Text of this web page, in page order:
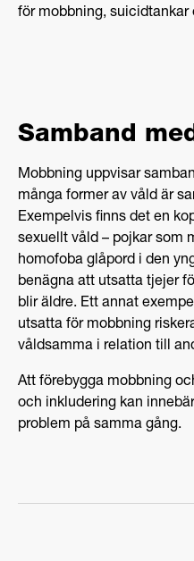
för mobbning, suicidtankar
Samband
Mobbning uppvisar
många former av våld är
Exempelvis finns det en
sexuellt våld – pojkar som
homofoba glåpord i den
benägna att utsatta tjejer
blir äldre. Ett annat
utsatta för mobbning
våldsamma i relation till
Att förebygga mobbning
och inkludering kan
problem på samma gång.